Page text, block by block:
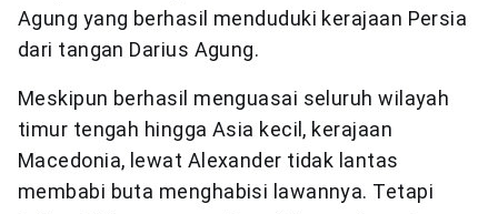
Agung yang berhasil menduduki kerajaan Persia
dari tangan Darius Agung.
Meskipun berhasil menguasai seluruh wilayah
timur tengah hingga Asia kecil, kerajaan
Macedonia, lewat Alexander tidak lantas
membabi buta menghabisi lawannya. Tetapi